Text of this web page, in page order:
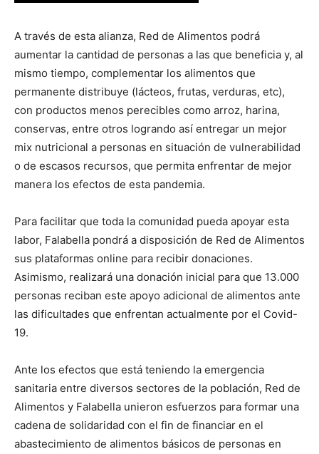
A través de esta alianza, Red de Alimentos podrá
aumentar la cantidad de personas a las que beneficia y, al
mismo tiempo, complementar los alimentos que
permanente distribuye (lácteos, frutas, verduras, etc),
con productos menos perecibles como arroz, harina,
conservas, entre otros logrando así entregar un mejor
mix nutricional a personas en situación de vulnerabilidad
o de escasos recursos, que permita enfrentar de mejor
manera los efectos de esta pandemia.
Para facilitar que toda la comunidad pueda apoyar esta
labor, Falabella pondrá a disposición de Red de Alimentos
sus plataformas online para recibir donaciones.
Asimismo, realizará una donación inicial para que 13.000
personas reciban este apoyo adicional de alimentos ante
las dificultades que enfrentan actualmente por el Covid-
19.
Ante los efectos que está teniendo la emergencia
sanitaria entre diversos sectores de la población, Red de
Alimentos y Falabella unieron esfuerzos para formar una
cadena de solidaridad con el fin de financiar en el
abastecimiento de alimentos básicos de personas en